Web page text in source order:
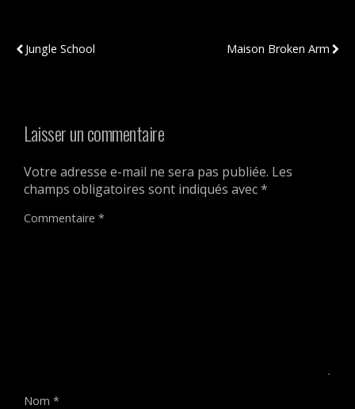
Jungle School
Maison Broken Arm
Laisser un commentaire
Votre adresse e-mail ne sera pas publiée. Les
champs obligatoires sont indiqués avec*
Commentaire *
Nom *